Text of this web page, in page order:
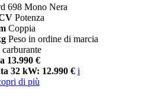
698 Mono Nera
Potenza
Coppia
Peso in ordine di marcia
carburante
13.990 €
32 kW: 12.990 € i
di più